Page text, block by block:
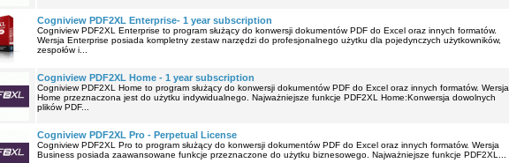
Cogniview PDF2XL Enterprise- 1 year subscription
Cogniview PDF2XL Enterprise to program służący do konwersji dokumentów PDF do Excel oraz innych formatów.
Wersja Enterprise posiada kompletny zestaw narzędzi do profesjonalnego użytku dla pojedynczych użytkowników,
zespołów i...
Cogniview PDF2XL Home - 1 year subscription
Cogniview PDF2XL Home to program służący do konwersji dokumentów PDF do Excel oraz innych formatów. Wersja
Home przeznaczona jest do użytku indywidualnego. Najważniejsze funkcje PDF2XL Home:Konwersja dowolnych
plików PDF...
Cogniview PDF2XL Pro - Perpetual License
Cogniview PDF2XL Pro to program służący do konwersji dokumentów PDF do Excel oraz innych formatów. Wersja
Business posiada zaawansowane funkcje przeznaczone do użytku biznesowego. Najważniejsze funkcje PDF2XL...